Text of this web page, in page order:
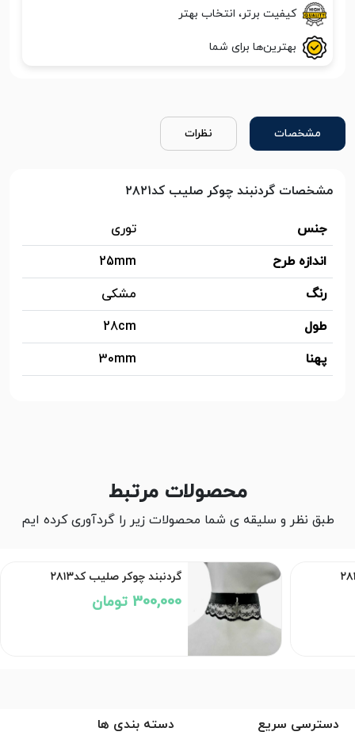
کیفیت برتر، انتخاب بهتر
بهترین‌ها برای شما
مشخصات نظرات
مشخصات گردنبند چوکر صلیب کد۲۸۲۱
جنس
توری
اندازه طرح
25mm
رنگ
مشکی
طول
28cm
پهنا
30mm
محصولات مرتبط
طبق نظر و سلیقه ی شما محصولات زیر را گردآوری کرده ایم
گردنبند چوکر صلیب کد۲۸۱۳
300,000 تومان
دسترسی سریع دسته بندی ها